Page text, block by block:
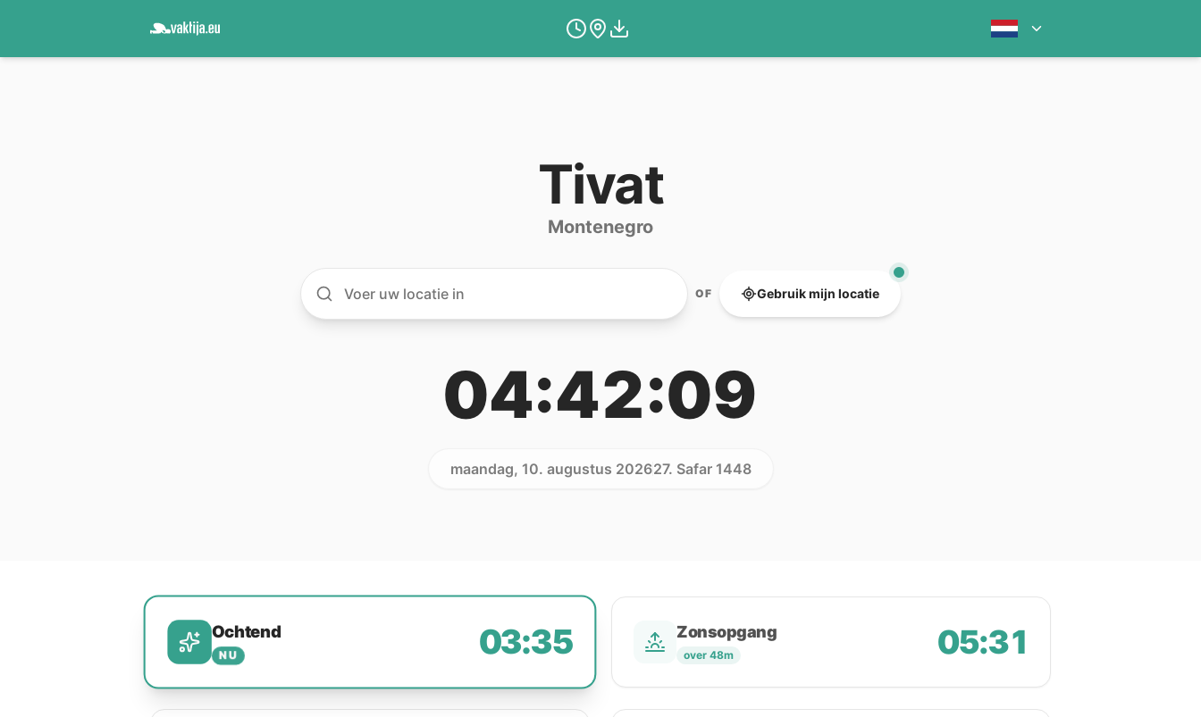
Tivat
Montenegro
OF Gebruik mijn locatie
04:42:09
maandag, 10. augustus 202627. Safar 1448
Ochtend
NU 03:35 Zonsopgang
over 48m 05:31